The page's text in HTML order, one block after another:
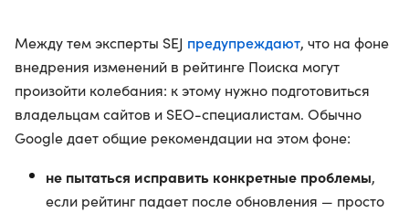
Между тем эксперты SEJ предупреждают, что на фоне
внедрения изменений в рейтинге Поиска могут
произойти колебания: к этому нужно подготовиться
владельцам сайтов и SEO-специалистам. Обычно
Google дает общие рекомендации на этом фоне:
не пытаться исправить конкретные проблемы,
если рейтинг падает после обновления — просто